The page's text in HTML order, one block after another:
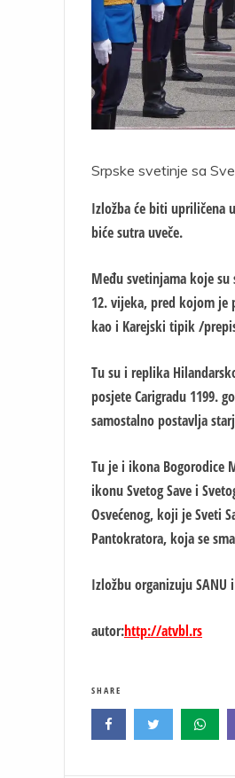
Srpske svetinje sa
Izložba će biti upriličena
biće sutra uveče.
Među svetinjama koje
12. vijeka, pred kojom je
kao i Karejski tipik /
Tu su i replika
posjete Carigradu 1199.
samostalno postavlja
Tu je i ikona Bogorodice
ikonu Svetog Save i
Osvećenog, koji je Sveti
Pantokratora, koja se
Izložbu organizuju SANU
autor:http://atvbl.rs
SHARE